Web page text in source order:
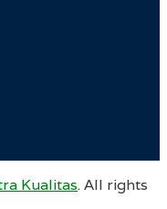
Kualitas. All rights